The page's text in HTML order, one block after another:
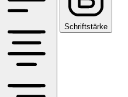
Schriftstärke